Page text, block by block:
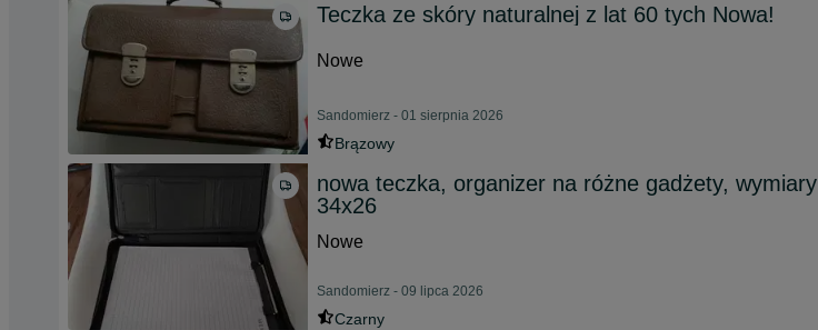
Teczka ze skóry naturalnej z lat 60 tych Nowa!
Nowe
Sandomierz - 01 sierpnia 2026
Brązowy
nowa teczka, organizer na różne gadżety, wymiary
34x26
Nowe
Sandomierz - 09 lipca 2026
Czarny